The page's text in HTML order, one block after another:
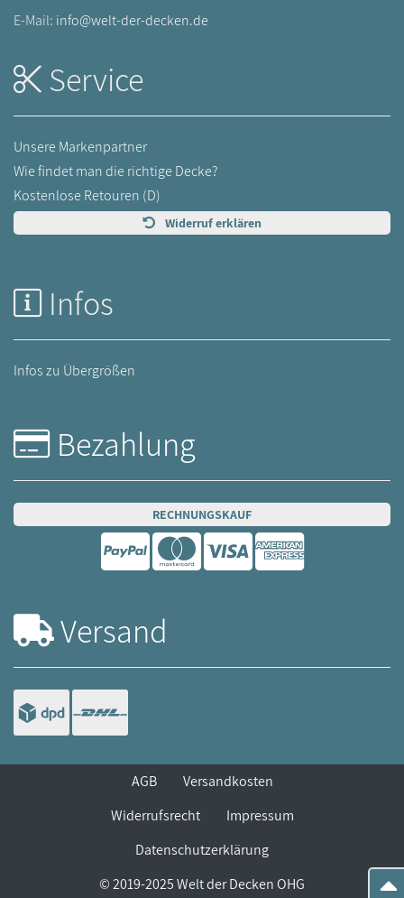
E-Mail: info@welt-der-decken.de
Service
Unsere Markenpartner
Wie findet man die richtige Decke?
Kostenlose Retouren (D)
Widerruf erklären
Infos
Infos zu Übergrößen
Bezahlung
RECHNUNGSKAUF
Versand
AGB
Versandkosten
Widerrufsrecht
Impressum
Datenschutzerklärung
© 2019-2025 Welt der Decken OHG